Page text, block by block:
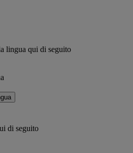
lingua qui di seguito
di seguito